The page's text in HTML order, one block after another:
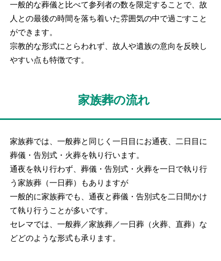
一般的な葬儀と比べて参列者の数を限定することで、故
人との最後の時間を落ち着いた雰囲気の中で過ごすこと
ができます。
宗教的な形式にとらわれず、故人や遺族の意向を反映し
やすい点も特徴です。
家族葬の流れ
家族葬では、一般葬と同じく一日目にお通夜、二日目に
葬儀・告別式・火葬を執り行います。
通夜を執り行わず、葬儀・告別式・火葬を一日で執り行
う家族葬（一日葬）もありますが
一般的に家族葬でも、通夜と葬儀・告別式を二日間かけ
て執り行うことが多いです。
セレマでは、一般葬／家族葬／一日葬（火葬、直葬）な
どどのような形式も承ります。